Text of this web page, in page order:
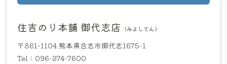
住吉のり本舗 御代志店 （みよしてん）
〒861-1104 熊本県合志市御代志1675-1
Tel：096-374-7600